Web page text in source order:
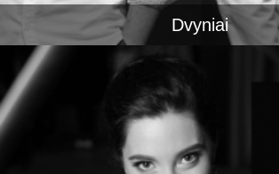
Dvyniai